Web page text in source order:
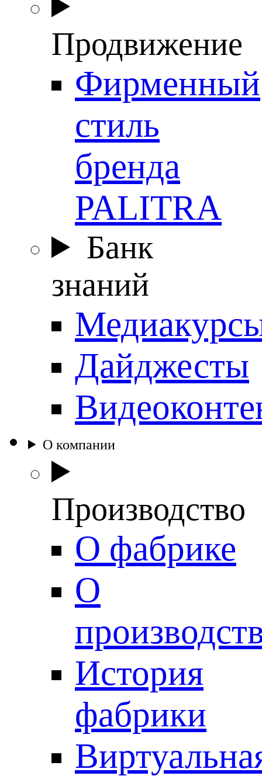
Продвижение
Фирменный
стиль
бренда
PALITRA
Банк
знаний
Дайджесты
О компании
Производство
О фабрике
О
История
фабрики